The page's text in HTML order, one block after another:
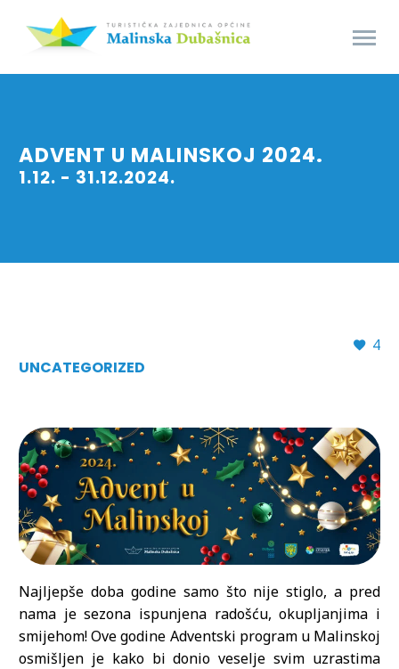
ADVENT U MALINSKOJ 2024.
1.12. - 31.12.2024.
4
UNCATEGORIZED
Najljepše doba godine samo što nije stiglo, a pred
nama je sezona ispunjena radošću, okupljanjima i
smijehom! Ove godine Adventski program u Malinskoj
osmišljen je kako bi donio veselje svim uzrastima